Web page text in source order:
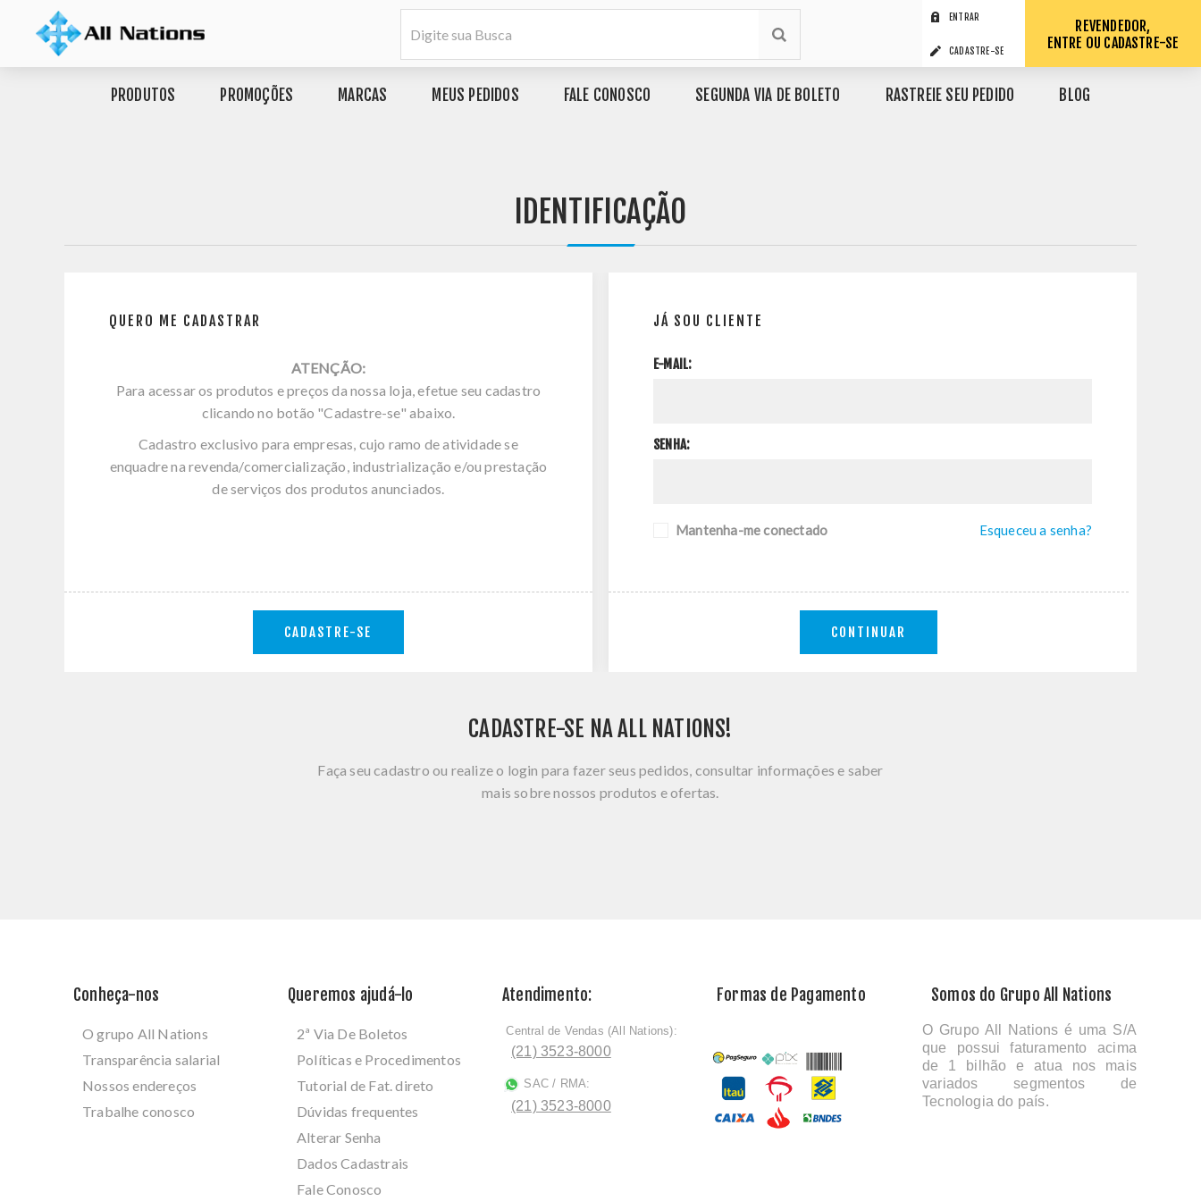
ENTRAR
CADASTRE-SE
REVENDEDOR,
ENTRE OU CADASTRE-SE
PRODUTOS PROMOÇÕES MARCAS MEUS PEDIDOS FALE CONOSCO SEGUNDA VIA DE BOLETO RASTREIE SEU PEDIDO BLOG
IDENTIFICAÇÃO
QUERO ME CADASTRAR
ATENÇÃO:
Para acessar os produtos e preços da nossa loja, efetue seu cadastro
clicando no botão "Cadastre-se" abaixo.
Cadastro exclusivo para empresas, cujo ramo de atividade se
enquadre na revenda/comercialização, industrialização e/ou prestação
de serviços dos produtos anunciados.
CADASTRE-SE
JÁ SOU CLIENTE
E-MAIL:
SENHA:
Mantenha-me conectado Esqueceu a senha?
CONTINUAR
CADASTRE-SE NA ALL NATIONS!
Faça seu cadastro ou realize o login para fazer seus pedidos, consultar informações e saber
mais sobre nossos produtos e ofertas.
Conheça-nos
O grupo All Nations
Transparência salarial
Nossos endereços
Trabalhe conosco
Queremos ajudá-lo
2ª Via De Boletos
Políticas e Procedimentos
Tutorial de Fat. direto
Dúvidas frequentes
Alterar Senha
Dados Cadastrais
Fale Conosco
Atendimento:
ﾠCentral de Vendas (All Nations):
(21) 3523-8000
SAC / RMA:
(21) 3523-8000
Formas de Pagamento Somos do Grupo All Nations
O Grupo All Nations é uma S/A
que possui faturamento acima
de 1 bilhão e atua nos mais
variados segmentos de
Tecnologia do país.